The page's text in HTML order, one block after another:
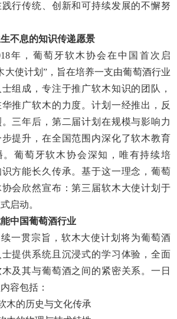
践行传统、创新和可持续发展的不懈努
不息的知识传递愿景
年，葡萄牙软木协会在中国首次启
大使计划”，旨在培养一支由葡萄酒行业
组成，专注于推广软木知识的团队，
推广软木的力度。计划一经推出，反
。三年后，第二届计划在规模与影响力
步提升，在全国范围内深化了软木教育
。葡萄牙软木协会深知，唯有持续培
方能长久传承。基于这一理念，葡萄
协会欣然宣布：第三届软木大使计划于
启动。
中国葡萄酒行业
一贯宗旨，软木大使计划将为葡萄酒
提供系统且沉浸式的学习体验，全面
及其与葡萄酒之间的紧密关系。一日
容包括：
木的历史与文化传承